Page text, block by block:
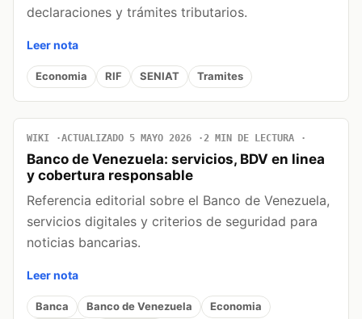
declaraciones y trámites tributarios.
Leer nota
Economia RIF SENIAT Tramites
WIKI ACTUALIZADO 5 MAYO 2026 2 MIN DE LECTURA
Banco de Venezuela: servicios, BDV en linea
y cobertura responsable
Referencia editorial sobre el Banco de Venezuela,
servicios digitales y criterios de seguridad para
noticias bancarias.
Leer nota
Banca Banco de Venezuela
Economia